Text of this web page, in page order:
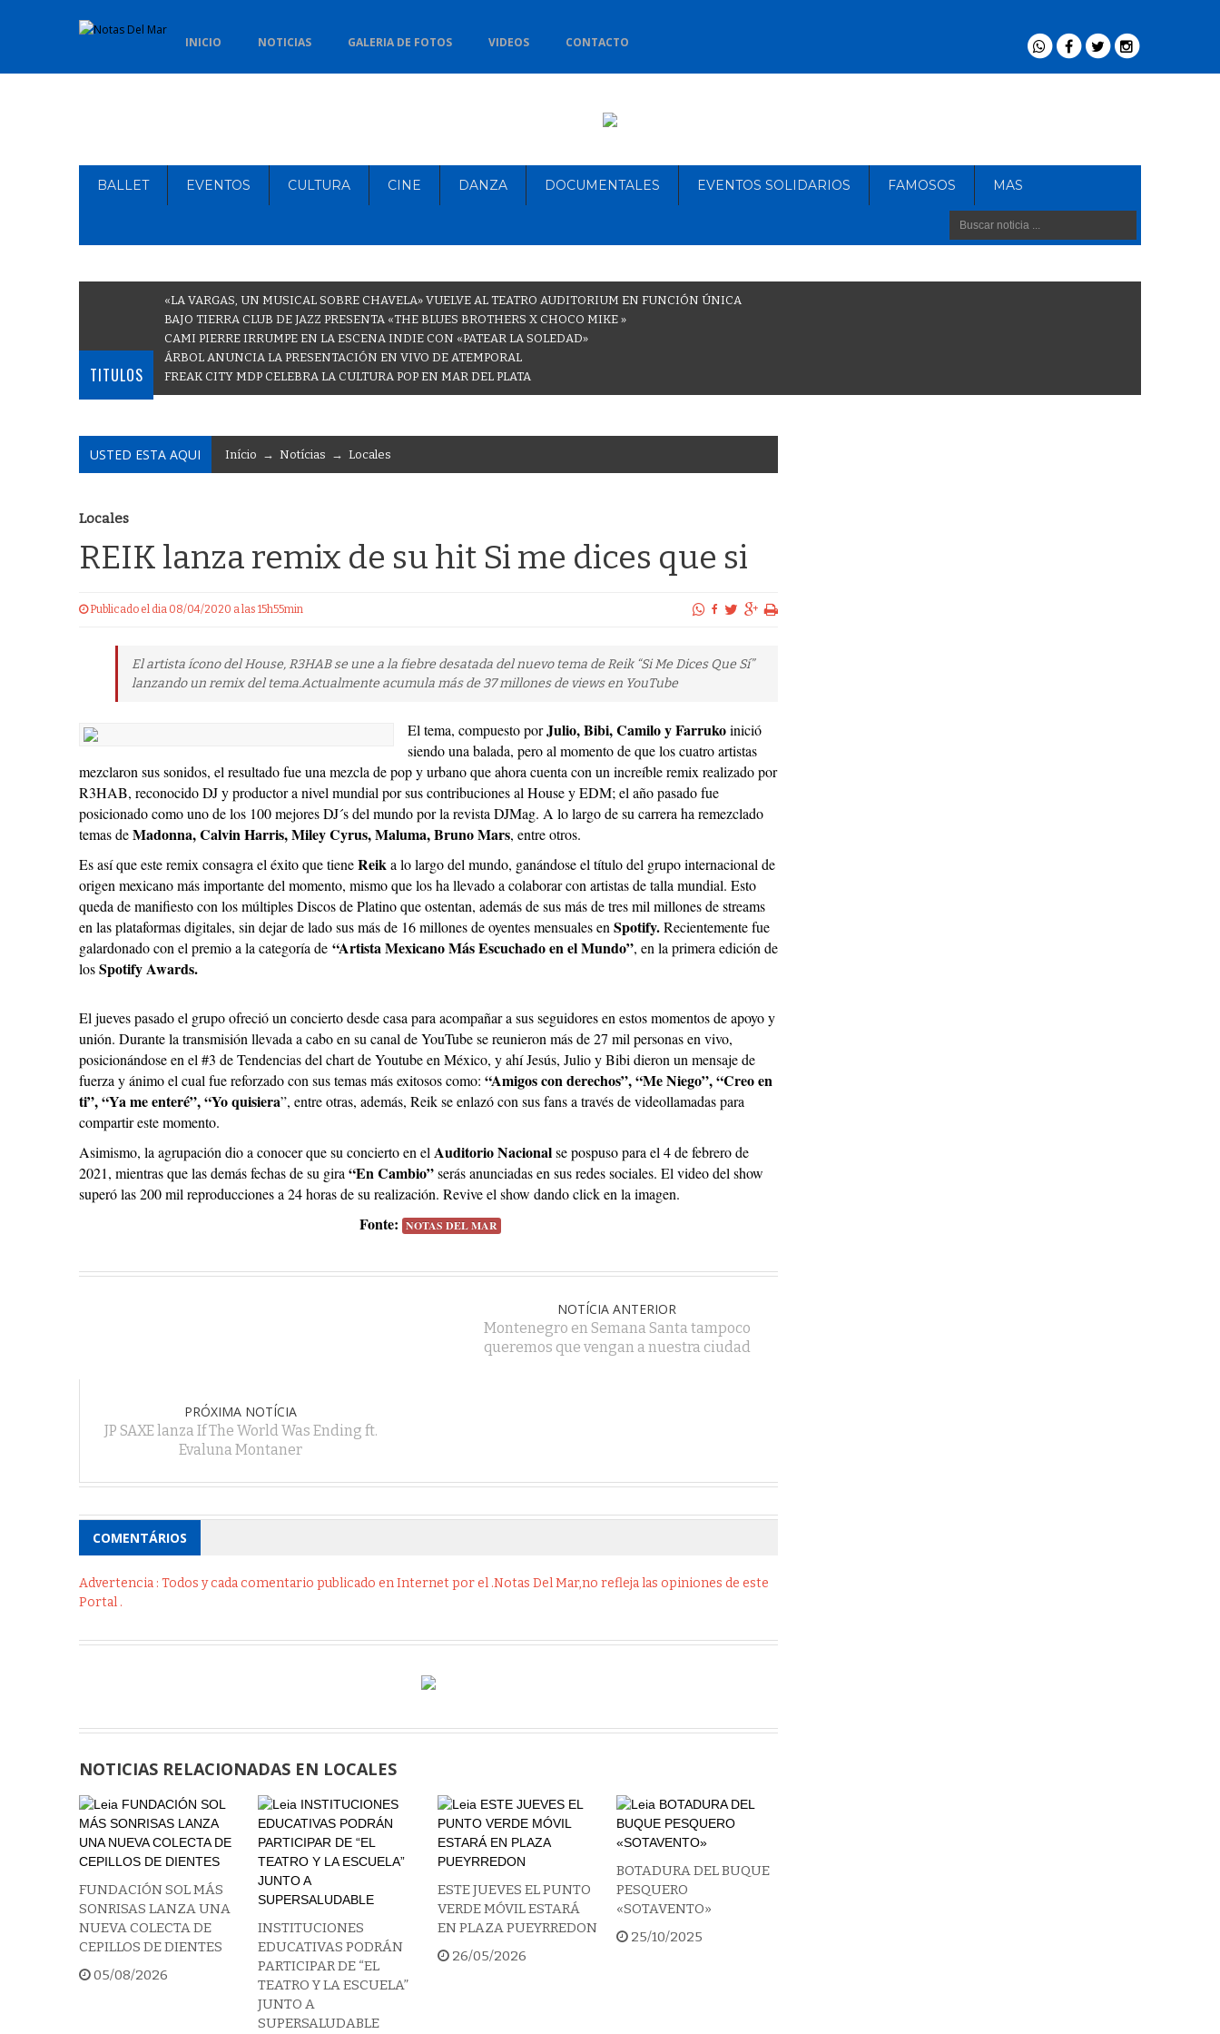
INICIO NOTICIAS GALERIA DE FOTOS VIDEOS CONTACTO
BALLET EVENTOS CULTURA CINE DANZA DOCUMENTALES EVENTOS SOLIDARIOS FAMOSOS MAS
TITULOS
«LA VARGAS, UN MUSICAL SOBRE CHAVELA» VUELVE AL TEATRO AUDITORIUM EN FUNCIÓN ÚNICA
BAJO TIERRA CLUB DE JAZZ PRESENTA «THE BLUES BROTHERS X CHOCO MIKE »
CAMI PIERRE IRRUMPE EN LA ESCENA INDIE CON «PATEAR LA SOLEDAD»
ÁRBOL ANUNCIA LA PRESENTACIÓN EN VIVO DE ATEMPORAL
FREAK CITY MDP CELEBRA LA CULTURA POP EN MAR DEL PLATA
USTED ESTA AQUI Início → Notícias → Locales
Locales
REIK lanza remix de su hit Si me dices que si
Publicado el dia 08/04/2020 a las 15h55min
El artista ícono del House, R3HAB se une a la fiebre desatada del nuevo tema de Reik “Si Me Dices Que Sí”
lanzando un remix del tema.Actualmente acumula más de 37 millones de views en YouTube
El tema, compuesto porJulio, Bibi, Camilo y Farrukoinició
siendo una balada, pero al momento de que los cuatro artistas
mezclaron sus sonidos, el resultado fue una mezcla de pop y urbano que ahora cuenta con un increíble remix realizado por
R3HAB, reconocido DJ y productor a nivel mundial por sus contribuciones al House y EDM; el año pasado fue
posicionado como uno de los 100 mejores DJ´s del mundo por la revista DJMag. A lo largo de su carrera ha remezclado
temas deMadonna, Calvin Harris, Miley Cyrus, Maluma, Bruno Mars, entre otros.
Es así que este remix consagra el éxito que tieneReika lo largo del mundo, ganándose el título del grupo internacional de
origen mexicano más importante del momento, mismo que los ha llevado a colaborar con artistas de talla mundial. Esto
queda de manifiesto con los múltiples Discos de Platino que ostentan, además de sus más de tres mil millones de streams
en las plataformas digitales, sin dejar de lado sus más de 16 millones de oyentes mensuales en Spotify.Recientemente fue
galardonado con el premio a la categoría de “Artista Mexicano Más Escuchado en el Mundo”, en la primera edición de
losSpotify Awards.
El jueves pasado el grupo ofreció un concierto desde casa para acompañar a sus seguidores en estos momentos de apoyo y
unión. Durante la transmisión llevada a cabo en su canal de YouTube se reunieron más de 27 mil personas en vivo,
posicionándose en el #3 de Tendencias del chart de Youtube en México, y ahí Jesús, Julio y Bibi dieron un mensaje de
fuerza y ánimo el cual fue reforzado con sus temas más exitosos como: “Amigos con derechos”, “Me Niego”, “Creo en
ti”, “Ya me enteré”, “Yo quisiera”, entre otras, además, Reik se enlazó con sus fans a través de videollamadas para
compartir este momento.
Asimismo, la agrupación dio a conocer que su concierto en el Auditorio Nacionalse pospuso para el 4 de febrero de
2021, mientras que las demás fechas de su gira “En Cambio”serás anunciadas en sus redes sociales. El video del show
superó las 200 mil reproducciones a 24 horas de su realización. Revive el show dando click en la imagen.
Fonte: NOTAS DEL MAR
NOTÍCIA ANTERIOR
Montenegro en Semana Santa tampoco
queremos que vengan a nuestra ciudad
PRÓXIMA NOTÍCIA
JP SAXE lanza If The World Was Ending ft.
Evaluna Montaner
COMENTÁRIOS
Advertencia : Todos y cada comentario publicado en Internet por el .Notas Del Mar,no refleja las opiniones de este
Portal .
NOTICIAS RELACIONADAS EN LOCALES
FUNDACIÓN SOL MÁS
SONRISAS LANZA UNA
NUEVA COLECTA DE
CEPILLOS DE DIENTES
05/08/2026
INSTITUCIONES
EDUCATIVAS PODRÁN
PARTICIPAR DE “EL
TEATRO Y LA ESCUELA”
JUNTO A
SUPERSALUDABLE
ESTE JUEVES EL PUNTO
VERDE MÓVIL ESTARÁ
EN PLAZA PUEYRREDON
26/05/2026
BOTADURA DEL BUQUE
PESQUERO
«SOTAVENTO»
25/10/2025